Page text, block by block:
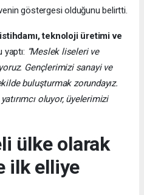
göstergesi olduğunu belirtti.
teknoloji üretimi ve
yaptı: “Meslek liseleri ve
Gençlerimizi sanayi ve
buluşturmak zorundayız.
oluyor, üyelerimizi
ülke olarak
ilk elliye